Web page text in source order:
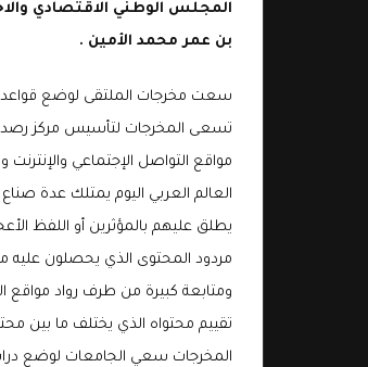
المجلس الوطني الاقتصادي
بن عمر محمد الأمين .
سعت مخرجات الملتقى لوضع قواعد
تسعى المخرجات لتأسيس مركز
مواقع التواصل الإجتماعي
العالم العربي اليوم يمتلك عدة
يطلق عليهم بالمؤثرين أو اللفظ
مردود المحتوى الذي يحصلون عليه
ومتابعة كبيرة من طرف رواد مواقع
تقييم محتواه الذي يختلف ما بين
المخرجات سعي الجامعات لوضع